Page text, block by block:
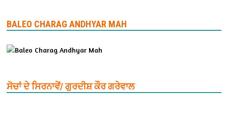
BALEO CHARAG ANDHYAR MAH
ਸੋਚਾਂ ਦੇ ਸਿਰਨਾਵੇਂ/ ਗੁਰਦੀਸ਼ ਕੌਰ ਗਰੇਵਾਲ